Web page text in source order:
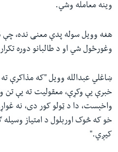
وینه معامله وشي.
هغه وویل سوله پدې معنی نده،
وغورځول شي او د طالبانو دوره
ښاغلي عبدالله
خبرې یې وکړې، معقولیت ته یې تن
واخېست، دا د ټولو کور دی، نه
خو که څوک اوربلول د امتیاز وسیله
کیږي.‪"‬